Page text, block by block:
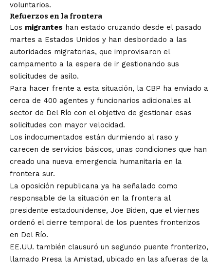
voluntarios.
Refuerzos en la frontera
Los migrantes han estado cruzando desde el pasado
martes a Estados Unidos y han desbordado a las
autoridades migratorias, que improvisaron el
campamento a la espera de ir gestionando sus
solicitudes de asilo.
Para hacer frente a esta situación, la CBP ha enviado a
cerca de 400 agentes y funcionarios adicionales al
sector de Del Río con el objetivo de gestionar esas
solicitudes con mayor velocidad.
Los indocumentados están durmiendo al raso y
carecen de servicios básicos, unas condiciones que han
creado una nueva emergencia humanitaria en la
frontera sur.
La oposición republicana ya ha señalado como
responsable de la situación en la frontera al
presidente estadounidense, Joe Biden, que el viernes
ordenó el cierre temporal de los puentes fronterizos
en Del Río.
EE.UU. también clausuró un segundo puente fronterizo,
llamado Presa la Amistad, ubicado en las afueras de la